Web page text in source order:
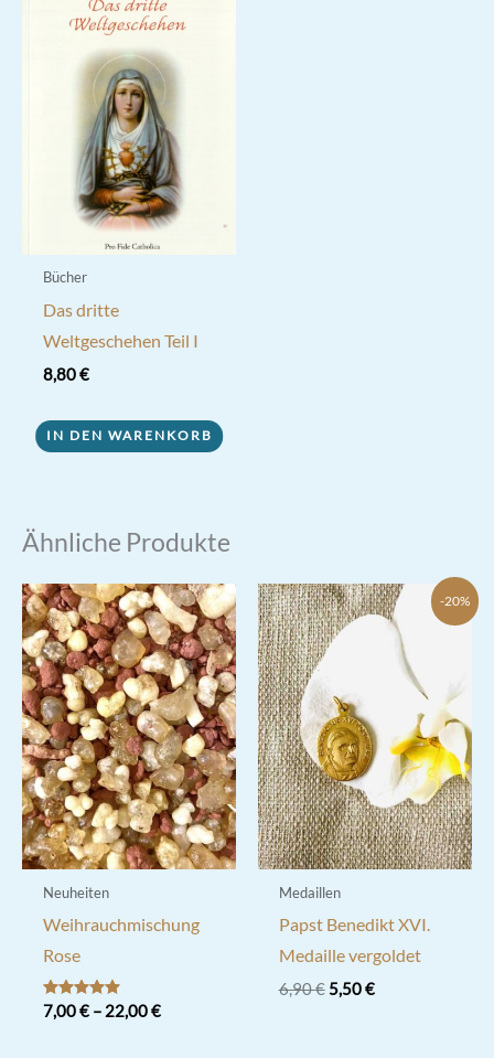
Bücher
Das dritte
Weltgeschehen Teil I
8,80€
IN DEN WARENKORB
Ähnliche Produkte
Neuheiten
Weihrauchmischung
Rose
Bewertet mit
5.00
7,00€– 22,00€
-20%
Medaillen
Papst Benedikt XVI.
Medaille vergoldet
6,90€ Ursprünglicher
5,50€Aktueller